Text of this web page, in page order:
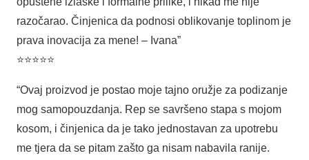
razočarao. Činjenica da podnosi oblikovanje toplinom je
prava inovacija za mene! – Ivana”
⭐⭐⭐⭐⭐
“Ovaj proizvod je postao moje tajno oružje za podizanje
mog samopouzdanja. Rep se savršeno stapa s mojom
kosom, i činjenica da je tako jednostavan za upotrebu
me tjera da se pitam zašto ga nisam nabavila ranije.